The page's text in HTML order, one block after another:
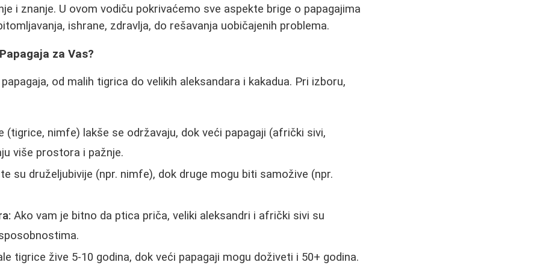
i znanje. U ovom vodiču pokrivaćemo sve aspekte brige o papagajima
ishrane, zdravlja, do rešavanja uobičajenih problema.
za Vas?
od malih tigrica do velikih aleksandara i kakadua. Pri izboru,
(tigrice, nimfe) lakše se održavaju, dok veći papagaji (afrički sivi,
više prostora i pažnje.
su druželjubivije (npr. nimfe), dok druge mogu biti samožive (npr.
Ako vam je bitno da ptica priča, veliki aleksandri i afrički sivi su
tigrice žive 5-10 godina, dok veći papagaji mogu doživeti i 50+ godina.